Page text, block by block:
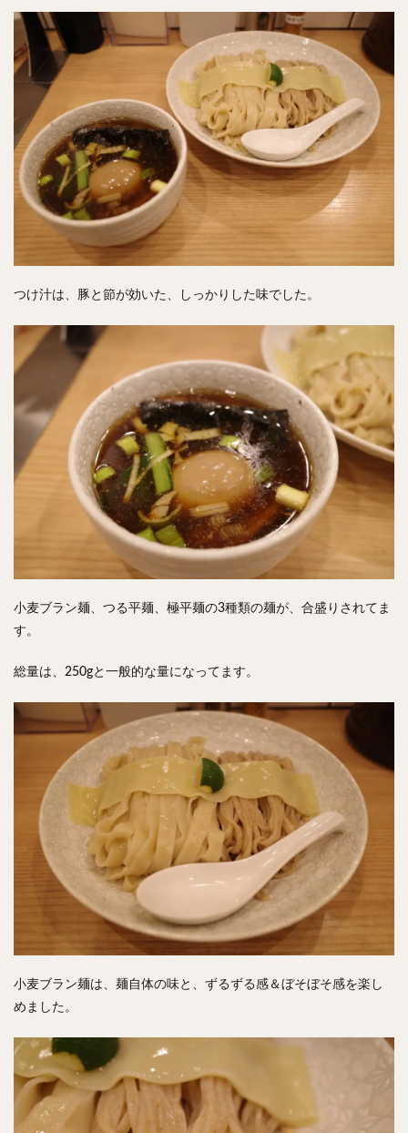
つけ汁は、豚と節が効いた、しっかりした味でした。
小麦ブラン麺、つる平麺、極平麺の3種類の麺が、合盛りされてま
す。
総量は、250gと一般的な量になってます。
小麦ブラン麺は、麺自体の味と、ずるずる感＆ぼそぼそ感を楽し
めました。